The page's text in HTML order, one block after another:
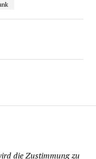
die Zustimmung zu